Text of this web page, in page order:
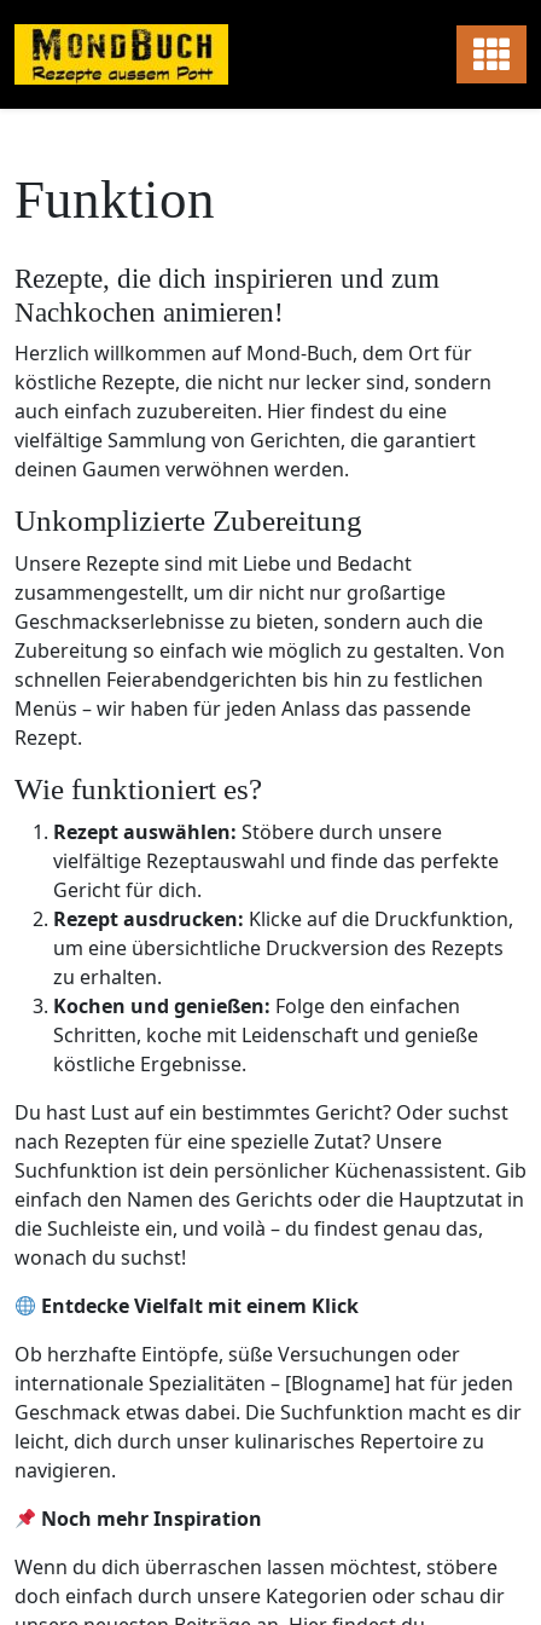
content
Funktion
Rezepte, die dich inspirieren und zum
Nachkochen animieren!
Herzlich willkommen auf Mond-Buch, dem Ort für
köstliche Rezepte, die nicht nur lecker sind, sondern
auch einfach zuzubereiten. Hier findest du eine
vielfältige Sammlung von Gerichten, die garantiert
deinen Gaumen verwöhnen werden.
Unkomplizierte Zubereitung
Unsere Rezepte sind mit Liebe und Bedacht
zusammengestellt, um dir nicht nur großartige
Geschmackserlebnisse zu bieten, sondern auch die
Zubereitung so einfach wie möglich zu gestalten. Von
schnellen Feierabendgerichten bis hin zu festlichen
Menüs – wir haben für jeden Anlass das passende
Rezept.
Wie funktioniert es?
Rezept auswählen: Stöbere durch unsere
vielfältige Rezeptauswahl und finde das perfekte
Gericht für dich.
Rezept ausdrucken: Klicke auf die Druckfunktion,
um eine übersichtliche Druckversion des Rezepts
zu erhalten.
Kochen und genießen: Folge den einfachen
Schritten, koche mit Leidenschaft und genieße
köstliche Ergebnisse.
Du hast Lust auf ein bestimmtes Gericht? Oder suchst
nach Rezepten für eine spezielle Zutat? Unsere
Suchfunktion ist dein persönlicher Küchenassistent. Gib
einfach den Namen des Gerichts oder die Hauptzutat in
die Suchleiste ein, und voilà – du findest genau das,
wonach du suchst!
Entdecke Vielfalt mit einem Klick
Ob herzhafte Eintöpfe, süße Versuchungen oder
internationale Spezialitäten – [Blogname] hat für jeden
Geschmack etwas dabei. Die Suchfunktion macht es dir
leicht, dich durch unser kulinarisches Repertoire zu
navigieren.
Noch mehr Inspiration
Wenn du dich überraschen lassen möchtest, stöbere
doch einfach durch unsere Kategorien oder schau dir